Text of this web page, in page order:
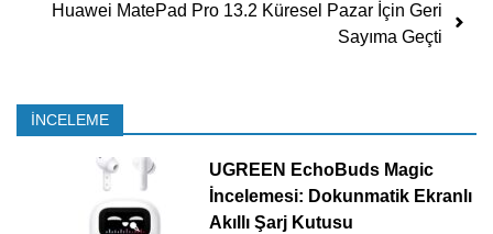
Huawei MatePad Pro 13.2 Küresel Pazar İçin Geri
Sayıma Geçti
İNCELEME
UGREEN EchoBuds Magic
İncelemesi: Dokunmatik Ekranlı
Akıllı Şarj Kutusu